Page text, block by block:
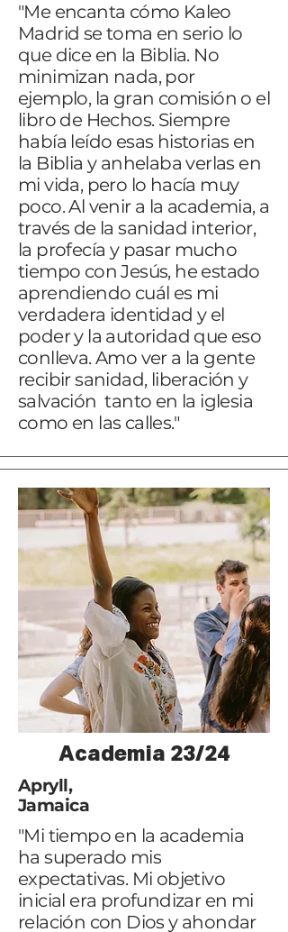
"Me encanta cómo Kaleo
Madrid se toma en serio lo
que dice en la Biblia. No
minimizan nada, por
ejemplo, la gran comisión o el
libro de Hechos. Siempre
había leído esas historias en
la Biblia y anhelaba verlas en
mi vida, pero lo hacía muy
poco. Al venir a la academia, a
través de la sanidad interior,
la profecía y pasar mucho
tiempo con Jesús, he estado
aprendiendo cuál es mi
verdadera identidad y el
poder y la autoridad que eso
conlleva. Amo ver a la gente
recibir sanidad, liberación y
salvación tanto en la iglesia
como en las calles."
Academia 23/24
Apryll,
Jamaica
"Mi tiempo en la academia
ha superado mis
expectativas. Mi objetivo
inicial era profundizar en mi
relación con Dios y ahondar